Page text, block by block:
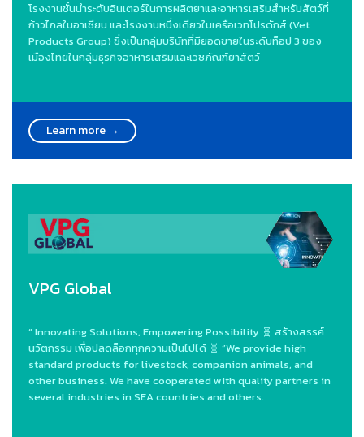
โรงงานชั้นนำระดับอินเตอร์ในการผลิตยาและอาหารเสริมสำหรับสัตว์ที่
ก้าวไกลในอาเซียน และโรงงานหนึ่งเดียวในเครือเวทโปรดักส์ (Vet
Products Group) ซึ่งเป็นกลุ่มบริษัทที่มียอดขายในระดับท็อป 3 ของ
เมืองไทยในกลุ่มธุรกิจอาหารเสริมและเวชภัณฑ์ยาสัตว์
Learn more →
VPG Global
“ Innovating Solutions, Empowering Possibility 🧬 สร้างสรรค์
นวัตกรรม เพื่อปลดล็อกทุกความเป็นไปได้ 🧬 ”We provide high
standard products for livestock, companion animals, and
other business. We have cooperated with quality partners in
several industries in SEA countries and others.